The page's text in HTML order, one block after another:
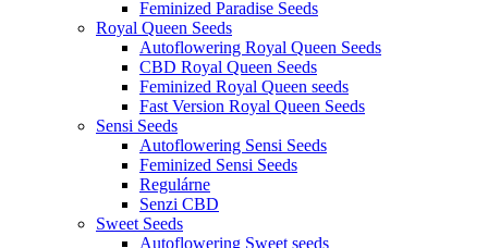
Feminized Paradise Seeds
Royal Queen Seeds
Autoflowering Royal Queen Seeds
CBD Royal Queen Seeds
Feminized Royal Queen seeds
Fast Version Royal Queen Seeds
Sensi Seeds
Autoflowering Sensi Seeds
Feminized Sensi Seeds
Regulárne
Senzi CBD
Sweet Seeds
Autoflowering Sweet seeds